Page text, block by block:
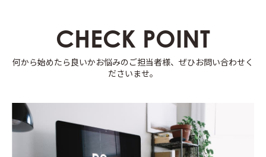
CHECK POINT
何から始めたら良いかお悩みのご担当者様、ぜひお問い合わせく
ださいませ。